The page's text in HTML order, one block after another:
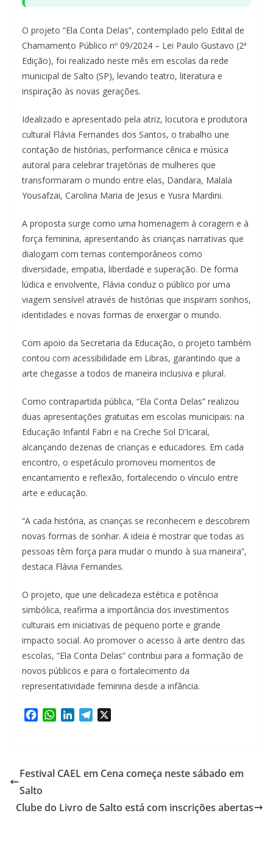
O projeto “Ela Conta Delas”, contemplado pelo Edital de
Chamamento Público nº 09/2024 – Lei Paulo Gustavo (2ª
Edição), foi realizado neste mês em escolas da rede
municipal de Salto (SP), levando teatro, literatura e
inspiração às novas gerações.
Idealizado e apresentado pela atriz, locutora e produtora
cultural Flávia Fernandes dos Santos, o trabalho une
contação de histórias, performance cênica e música
autoral para celebrar trajetórias de mulheres que
transformaram o mundo entre elas, Dandara, Malala
Yousafzai, Carolina Maria de Jesus e Yusra Mardini.
A proposta surge como uma homenagem à coragem e à
força feminina, apresentando às crianças narrativas que
dialogam com temas contemporâneos como
diversidade, empatia, liberdade e superação. De forma
lúdica e envolvente, Flávia conduz o público por uma
viagem sensível através de histórias que inspiram sonhos,
identidades e novas formas de enxergar o mundo.
Com apoio da Secretaria da Educação, o projeto também
contou com acessibilidade em Libras, garantindo que a
arte chegasse a todos de maneira inclusiva e plural.
Como contrapartida pública, “Ela Conta Delas” realizou
duas apresentações gratuitas em escolas municipais: na
Educação Infantil Fabri e na Creche Sol D’Icaraí,
alcançando dezenas de crianças e educadores. Em cada
encontro, o espetáculo promoveu momentos de
encantamento e reflexão, fortalecendo o vínculo entre
arte e educação.
“A cada história, as crianças se reconhecem e descobrem
novas formas de sonhar. A ideia é mostrar que todas as
pessoas têm força para mudar o mundo à sua maneira”,
destaca Flávia Fernandes.
O projeto, que une delicadeza estética e potência
simbólica, reafirma a importância dos investimentos
culturais em iniciativas de pequeno porte e grande
impacto social. Ao promover o acesso à arte dentro das
escolas, “Ela Conta Delas” contribui para a formação de
novos públicos e para o fortalecimento da
representatividade feminina desde a infância.
b
o
o
k
W
s
A
p
e
d
n
g
r
m
Festival CAEL em Cena começa neste sábado em
Salto
Clube do Livro de Salto está com inscrições abertas